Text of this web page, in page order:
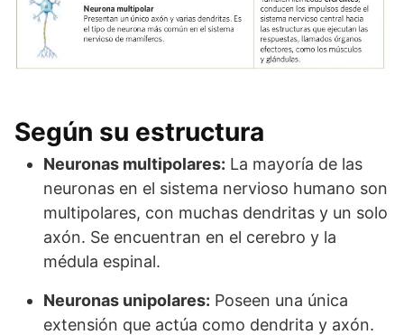
Según su estructura
Neuronas multipolares: La mayoría de las
neuronas en el sistema nervioso humano son
multipolares, con muchas dendritas y un solo
axón. Se encuentran en el cerebro y la
médula espinal.
Neuronas unipolares: Poseen una única
extensión que actúa como dendrita y axón.